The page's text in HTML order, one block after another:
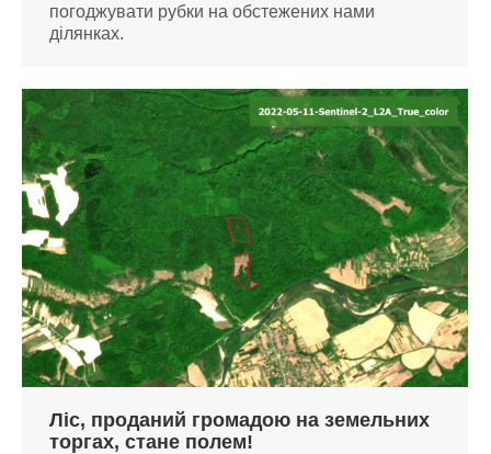
погоджувати рубки на обстежених нами
ділянках.
Ліс, проданий громадою на земельних
торгах, стане полем!